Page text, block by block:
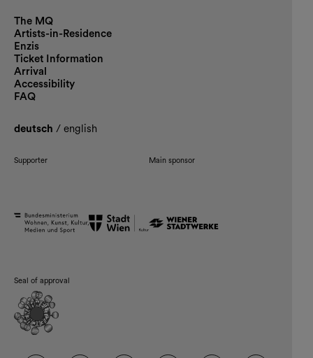
The MQ
Artists-in-Residence
Enzis
Ticket Information
Arrival
Accessibility
FAQ
deutsch / english
Supporter Main sponsor
Seal of approval